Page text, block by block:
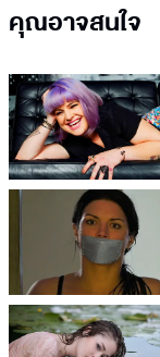
คุณอาจสนใจ